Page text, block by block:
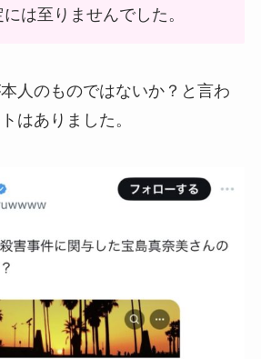
は至りませんでした。
人のものではないか？と言わ
はありました。